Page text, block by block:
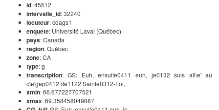
id: 45512
intervalle_id: 32240
locuteur: cqags1
enquete: Université Laval (Québec)
pays: Canada
region: Québec
zone: CA
type: g
transcription: GS: Euh, ensuite0411 euh, je0132 suis all\e' au
c\e'gep0412 de1122 Sainte0312-Foi,
xmin: 66.677227707521
xmax: 69.358458049887